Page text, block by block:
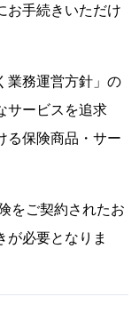
お手続きいただけ
業務運営方針」の
サービスを追求
る保険商品・サー
をご契約されたお
が必要となりま